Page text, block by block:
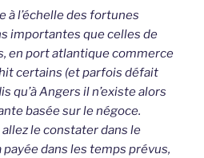
à l’échelle des fortunes
importantes que celles de
en port atlantique commerce
certains (et parfois défait
qu’à Angers il n’existe alors
basée sur le négoce.
le constater dans le
dans les temps prévus,